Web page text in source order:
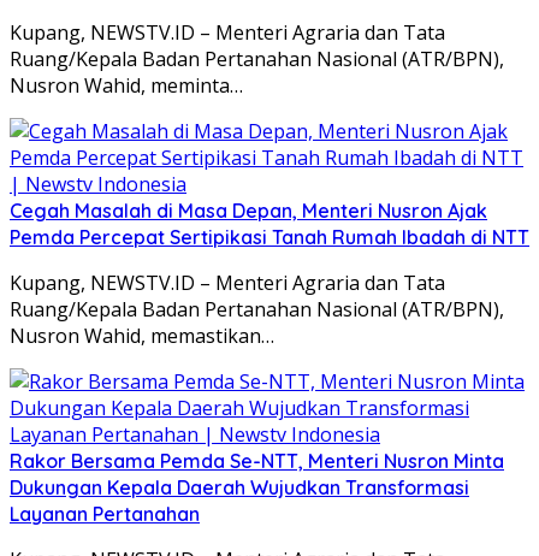
Kupang, NEWSTV.ID – Menteri Agraria dan Tata
Ruang/Kepala Badan Pertanahan Nasional (ATR/BPN),
Nusron Wahid, meminta…
Cegah Masalah di Masa Depan, Menteri Nusron Ajak
Pemda Percepat Sertipikasi Tanah Rumah Ibadah di NTT
Kupang, NEWSTV.ID – Menteri Agraria dan Tata
Ruang/Kepala Badan Pertanahan Nasional (ATR/BPN),
Nusron Wahid, memastikan…
Rakor Bersama Pemda Se-NTT, Menteri Nusron Minta
Dukungan Kepala Daerah Wujudkan Transformasi
Layanan Pertanahan